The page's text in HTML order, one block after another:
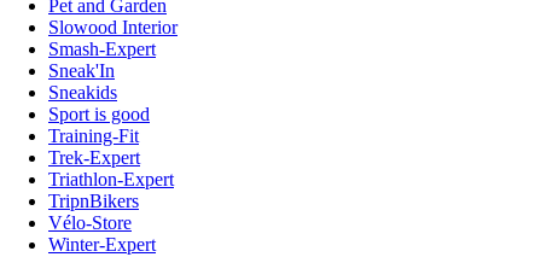
Pet and Garden
Slowood Interior
Smash-Expert
Sneak'In
Sneakids
Sport is good
Training-Fit
Trek-Expert
Triathlon-Expert
TripnBikers
Vélo-Store
Winter-Expert